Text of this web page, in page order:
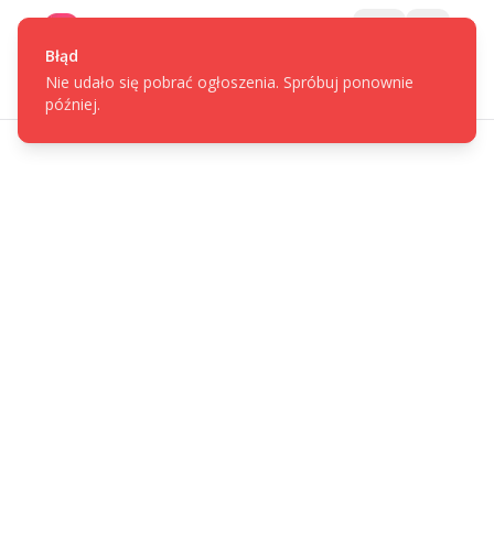
Błąd
Nie udało się pobrać ogłoszenia. Spróbuj ponownie
później.